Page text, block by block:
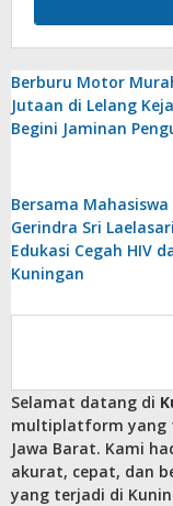
Berburu Motor
Jutaan di Lelang
Begini Jaminan
Bersama
Gerindra Sri
Edukasi Cegah HIV
Kuningan
Selamat datang di
multiplatform yang
Jawa Barat. Kami
akurat, cepat, dan
yang terjadi di